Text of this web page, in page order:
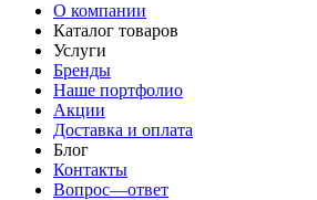
О компании
Каталог товаров
Услуги
Бренды
Наше портфолио
Акции
Доставка и оплата
Блог
Контакты
Вопрос—ответ